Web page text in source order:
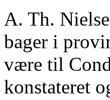
A. Th.
bager i
være til
konstateret